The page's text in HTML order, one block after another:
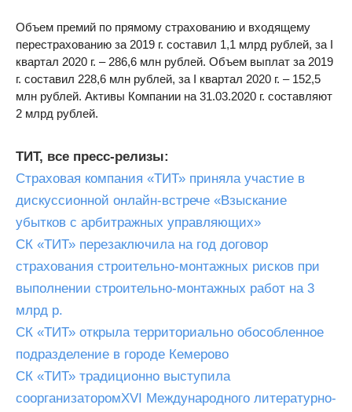
Объем премий по прямому страхованию и входящему
перестрахованию за 2019 г. составил 1,1 млрд рублей, за I
квартал 2020 г. – 286,6 млн рублей. Объем выплат за 2019
г. составил 228,6 млн рублей, за I квартал 2020 г. – 152,5
млн рублей. Активы Компании на 31.03.2020 г. составляют
2 млрд рублей.
ТИТ, все пресс-релизы:
Страховая компания «ТИТ» приняла участие в
дискуссионной онлайн-встрече «Взыскание
убытков с арбитражных управляющих»
СК «ТИТ» перезаключила на год договор
страхования строительно-монтажных рисков при
выполнении строительно-монтажных работ на 3
млрд р.
СК «ТИТ» открыла территориально обособленное
подразделение в городе Кемерово
СК «ТИТ» традиционно выступила
соорганизаторомХVI Международного литературно-